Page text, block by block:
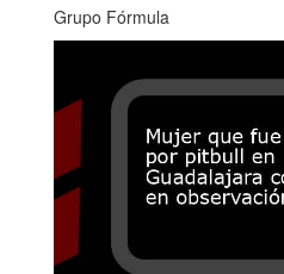
Grupo Fórmula